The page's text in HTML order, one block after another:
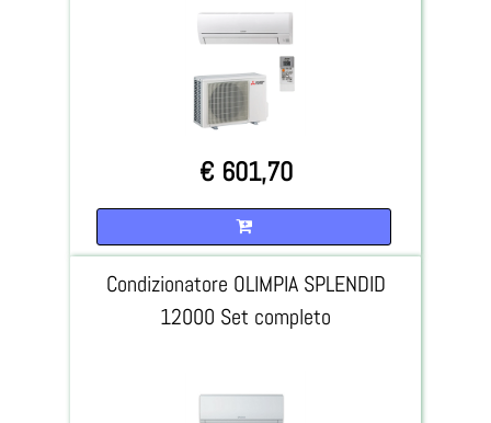
€ 601,70
Condizionatore OLIMPIA SPLENDID
12000 Set completo